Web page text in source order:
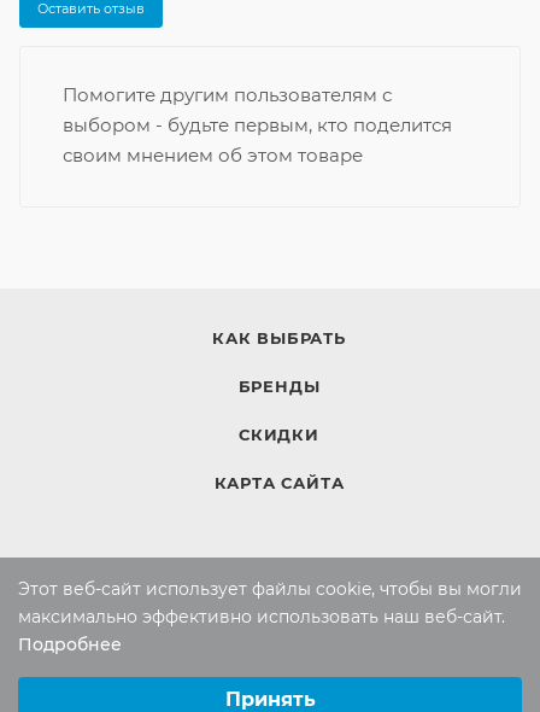
Оставить отзыв
Помогите другим пользователям с
выбором - будьте первым, кто поделится
своим мнением об этом товаре
КАК ВЫБРАТЬ
БРЕНДЫ
СКИДКИ
КАРТА САЙТА
Компания
Этот веб-сайт использует файлы cookie, чтобы вы могли
максимально эффективно использовать наш веб-сайт.
Подробнее
Принять